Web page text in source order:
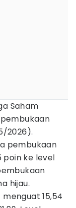
Saham
2026).
pembukaan
poin ke level
hijau.
15,54